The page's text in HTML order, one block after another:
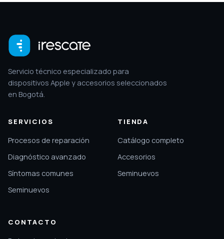
Servicio técnico especializado para
dispositivos Apple y accesorios seleccionados
en Bogotá.
SERVICIOS
Procesos de reparación
Diagnóstico avanzado
Síntomas comunes
Seminuevos
TIENDA
Catálogo completo
Accesorios
Seminuevos
CONTACTO